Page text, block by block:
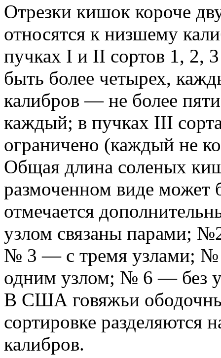
Отрезки кишок короче
относятся к низшему
пучках I и II сортов 1, 2,
быть более четырех,
калибров — не более
каждый; в пучках III
ограничено (каждый не
Общая длина соленых
размоченном виде может
отмечается
узлом связаны парами;
№ 3 — с тремя узлами;
одним узлом; № 6 — без
В США говяжьи
сортировке разделяются
калибров.